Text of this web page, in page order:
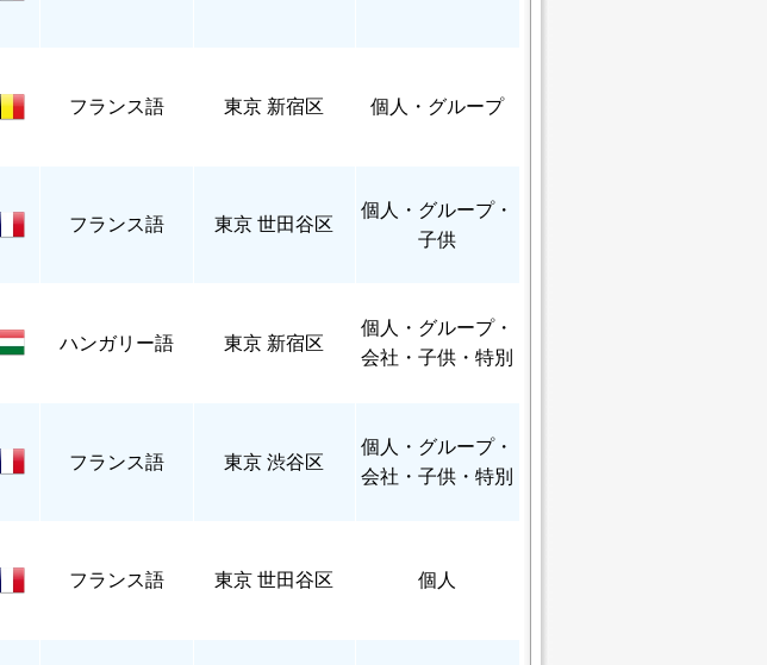
フランス語 東京 新宿区 個人 ・グループ
フランス語 東京 世田谷区
個人
・グループ・
子供
ハンガリー語 東京 新宿区
個人
・グループ・
会社・子供・特別
フランス語 東京 渋谷区
個人
・グループ・
会社・子供・特別
フランス語 東京 世田谷区 個人